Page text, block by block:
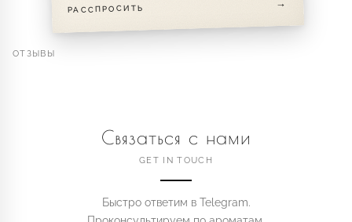
РАССПРОСИТЬ
ОТЗЫВЫ
Связаться с нами
GET IN TOUCH
Быстро ответим в Telegram.